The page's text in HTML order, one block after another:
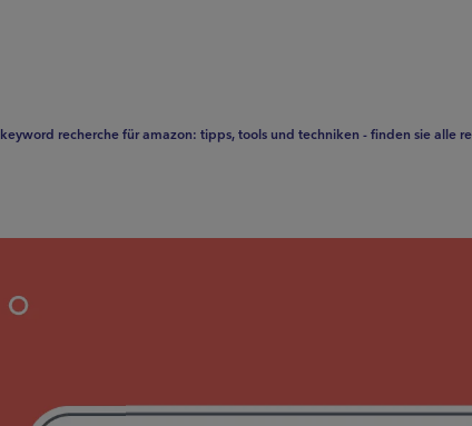
keyword recherche für amazon: tipps, tools und techniken - finden sie alle